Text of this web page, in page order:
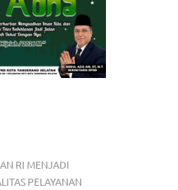
RI MENJADI
PELAYANAN